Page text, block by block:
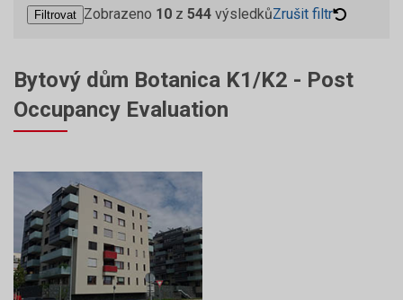
Filtrovat Zobrazeno 10 z 544 výsledkůZrušit filtr
Bytový dům Botanica K1/K2 - Post
Occupancy Evaluation